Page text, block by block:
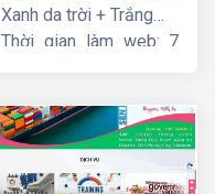
Xanh da trời + Trắng
Thời gian làm web: 7